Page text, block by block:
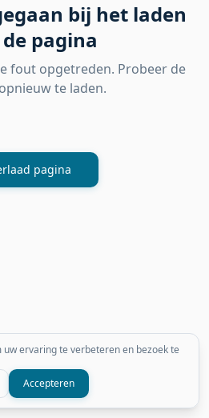
uw ervaring te verbeteren en bezoek te
Accepteren
bij het laden
pagina
fout opgetreden. Probeer de
te laden.
pagina